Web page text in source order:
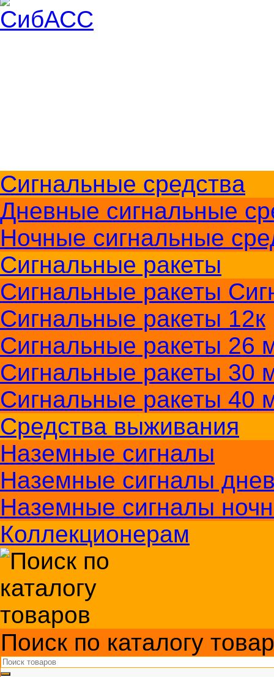
Сигнальные средства
Дневные сигнальные
Ночные сигнальные
Сигнальные ракеты
Сигнальные ракеты
Сигнальные ракеты 12к
Сигнальные ракеты 26
Сигнальные ракеты 30
Сигнальные ракеты 40
Средства выживания
Наземные сигналы
Наземные сигналы
Наземные сигналы
Коллекционерам
Поиск по каталогу